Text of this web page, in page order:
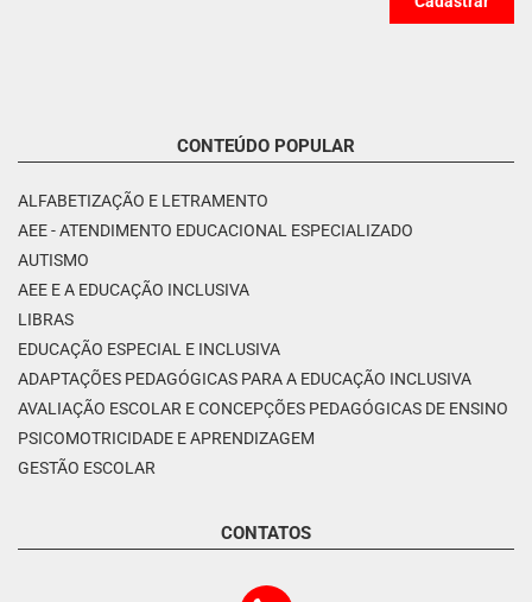
CONTEÚDO POPULAR
ALFABETIZAÇÃO E LETRAMENTO
AEE - ATENDIMENTO EDUCACIONAL ESPECIALIZADO
AUTISMO
AEE E A EDUCAÇÃO INCLUSIVA
LIBRAS
EDUCAÇÃO ESPECIAL E INCLUSIVA
ADAPTAÇÕES PEDAGÓGICAS PARA A EDUCAÇÃO INCLUSIVA
AVALIAÇÃO ESCOLAR E CONCEPÇÕES PEDAGÓGICAS DE ENSINO
PSICOMOTRICIDADE E APRENDIZAGEM
GESTÃO ESCOLAR
CONTATOS